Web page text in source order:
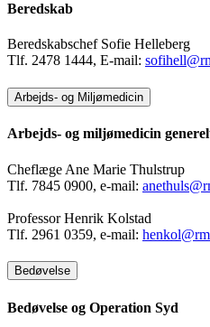
Beredskab
Beredskabschef Sofie Helleberg
Tlf. 2478 1444, E-mail:
Arbejds- og Miljømedicin
Arbejds- og miljømedicin
Cheflæge Ane Marie Thulstrup
Tlf. 7845 0900, e-mail:
Professor Henrik Kolstad
Tlf. 2961 0359, e-mail:
Bedøvelse
Bedøvelse og Operation Syd